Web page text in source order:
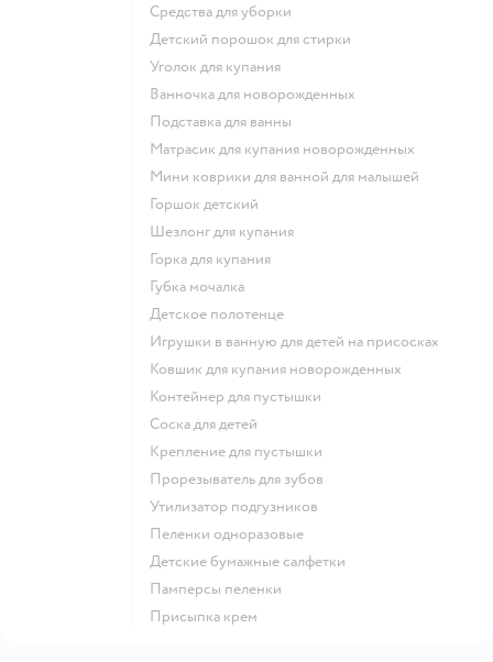
средства для уборки
детский порошок для стирки
уголок для купания
ванночка для новорожденных
подставка для ванны
матрасик для купания новорожденных
мини коврики для ванной для малышей
горшок детский
шезлонг для купания
горка для купания
губка мочалка
детское полотенце
игрушки в ванную для детей на присосках
ковшик для купания новорожденных
контейнер для пустышки
соска для детей
крепление для пустышки
прорезыватель для зубов
утилизатор подгузников
пеленки одноразовые
детские бумажные салфетки
памперсы пеленки
присыпка крем